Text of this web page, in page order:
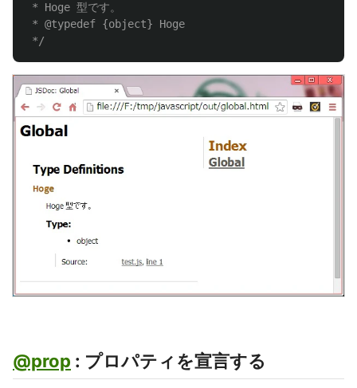
* Hoge 型です。
* @typedef {object} Hoge
*/
@prop : プロパティを宣言する